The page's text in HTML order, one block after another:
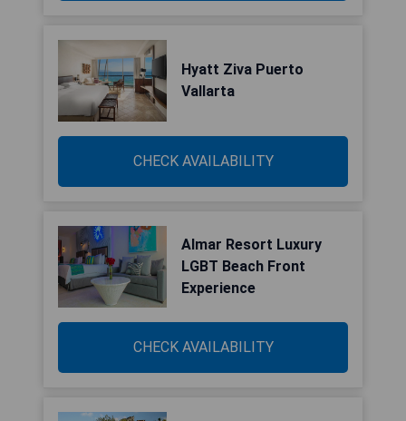
Hyatt Ziva Puerto
Vallarta
CHECK AVAILABILITY
Almar Resort Luxury
LGBT Beach Front
Experience
CHECK AVAILABILITY